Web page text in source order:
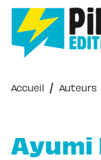
MENU
PIED DE PAGE
Accueil / Auteurs
Ayumi